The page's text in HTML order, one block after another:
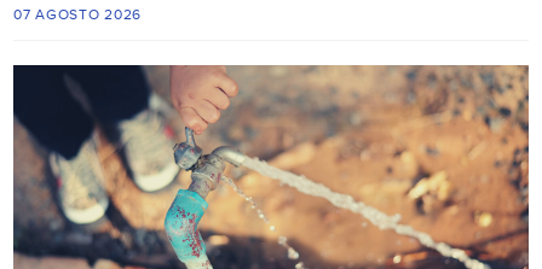
07 AGOSTO 2026